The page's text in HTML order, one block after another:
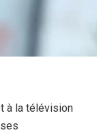
à la télévision